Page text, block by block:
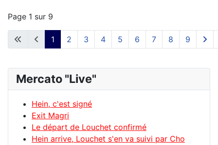
Page 1 sur 9
1 2 3 4 5 6 7 8 9
Mercato "Live"
Hein, c'est signé
Exit Magri
Le départ de Louchet confirmé
Hein arrive, Louchet s'en va suivi par Cho